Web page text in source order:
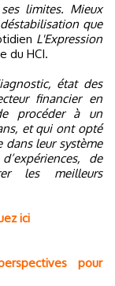
limites. Mieux
que
L'Expression
du HCI.
état des
financier en
procéder à un
et qui ont opté
leur système
de
les meilleurs
ici
pour